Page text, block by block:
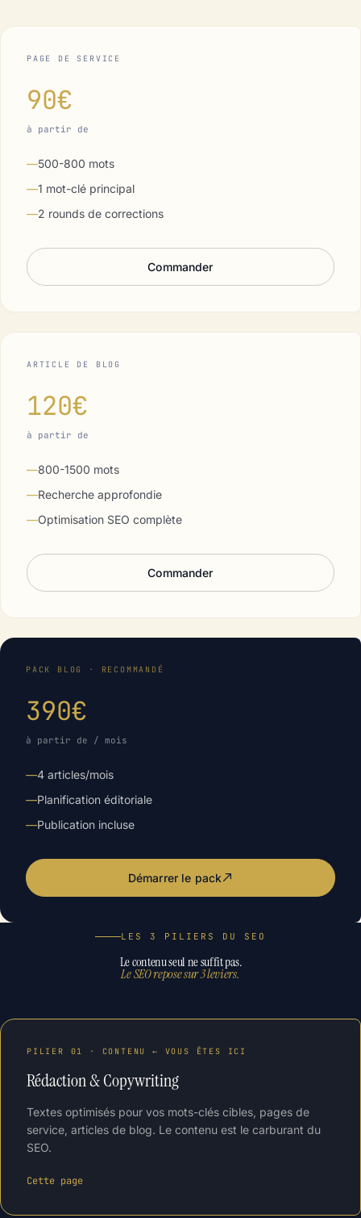
PAGE DE SERVICE
90€
à partir de
—500-800 mots
—1 mot-clé principal
—2 rounds de corrections
Commander
ARTICLE DE BLOG
120€
à partir de
—800-1500 mots
—Recherche approfondie
—Optimisation SEO complète
Commander
PACK BLOG · RECOMMANDÉ
390€
à partir de / mois
—4 articles/mois
—Planification éditoriale
—Publication incluse
Démarrer le pack
LES 3 PILIERS DU SEO
Le contenu seul ne suffit pas.
Le SEO repose sur 3 leviers.
PILIER 01 · CONTENU ← VOUS ÊTES ICI
Rédaction & Copywriting
Textes optimisés pour vos mots-clés cibles, pages de
service, articles de blog. Le contenu est le carburant du
SEO.
Cette page